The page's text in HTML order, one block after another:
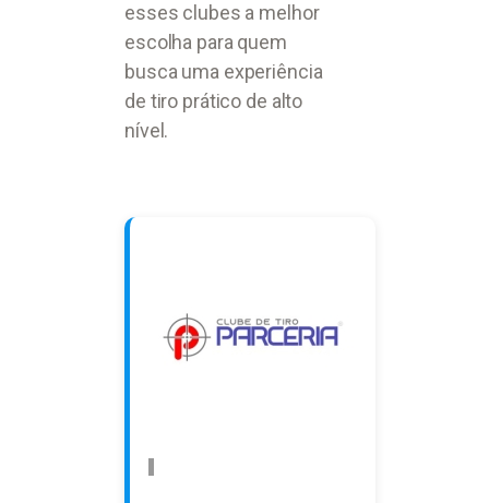
esses clubes a melhor
escolha para quem
busca uma experiência
de tiro prático de alto
nível.